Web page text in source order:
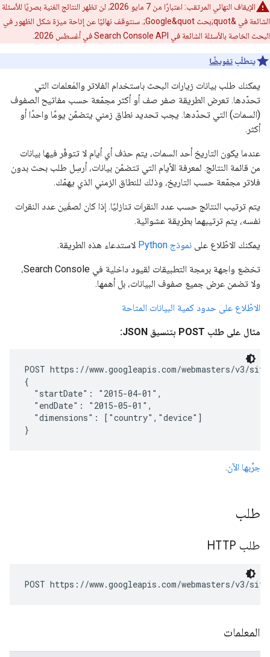
الإيقاف النهائي المرتقب: اعتبارًا من 7 مايو 2026، لن تظهر النتائج الغنية بصريًا للأسئلة
الشائعة في &quot;بحث Google&quot;. سنتوقف نهائيًا عن إتاحة ميزة شكل الظهور في
البحث الخاصة بالأسئلة الشائعة في Search Console API في أغسطس 2026.
يتطلّب تفويضًا
يمكنك طلب بيانات زيارات البحث باستخدام الفلاتر والمَعلمات التي
تحدّدها. تعرض الطريقة صفر صف أو أكثر مجمّعة حسب مفاتيح الصفوف
(السمات) التي تحدّدها. يجب تحديد نطاق زمني يتضمّن يومًا واحدًا أو
أكثر.
عندما يكون التاريخ أحد السمات، يتم حذف أي أيام لا تتوفّر فيها بيانات
من قائمة النتائج. لمعرفة الأيام التي تتضمّن بيانات، أرسِل طلب بحث بدون
فلاتر مجمّعة حسب التاريخ، وذلك للنطاق الزمني الذي يهمّك.
يتم ترتيب النتائج حسب عدد النقرات تنازليًا. إذا كان لصفَين عدد النقرات
نفسه، يتم ترتيبهما بطريقة عشوائية.
يمكنك الاطّلاع على نموذج Python لاستدعاء هذه الطريقة.
تخضع واجهة برمجة التطبيقات لقيود داخلية في Search Console،
ولا تضمن عرض جميع صفوف البيانات، بل أهمها.
الاطّلاع على حدود كمية البيانات المتاحة
مثال على طلب POST بتنسيق JSON:
POST https://www.googleapis.com/webmasters/v3/
{
  "startDate": "2015-04-01",
  "endDate": "2015-05-01",
  "dimensions": ["country","device"]
}
جرِّبها الآن.
طلب
طلب HTTP
POST https://www.googleapis.com/webmasters/v3/
المعلمات